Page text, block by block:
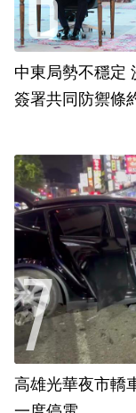
中東局勢不穩定
簽署共同防禦條
高雄光華夜市轎